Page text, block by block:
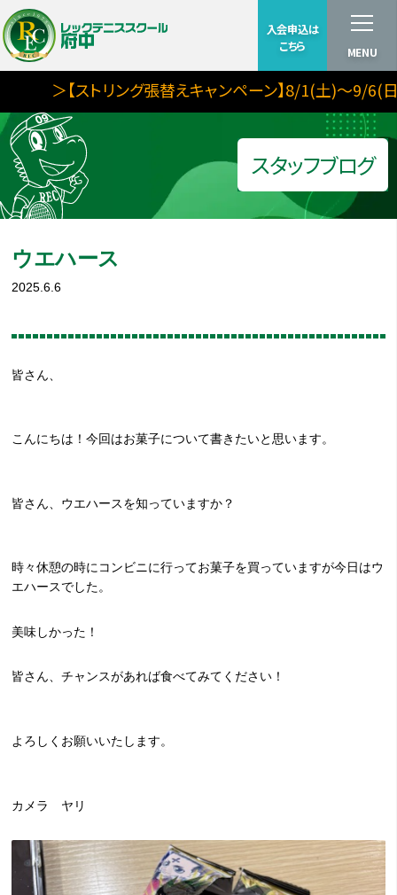
入会申込は
こちら
MENU
＞【ストリング張替えキャンペーン】8/1(土)～9/6(日)
スタッフブログ
ウエハース
2025.6.6
皆さん、
こんにちは！今回はお菓子について書きたいと思います。
皆さん、ウエハースを知っていますか？
時々休憩の時にコンビニに行ってお菓子を買っていますが今日はウ
エハースでした。
美味しかった！
皆さん、チャンスがあれば食べてみてください！
よろしくお願いいたします。
カメラ ヤリ